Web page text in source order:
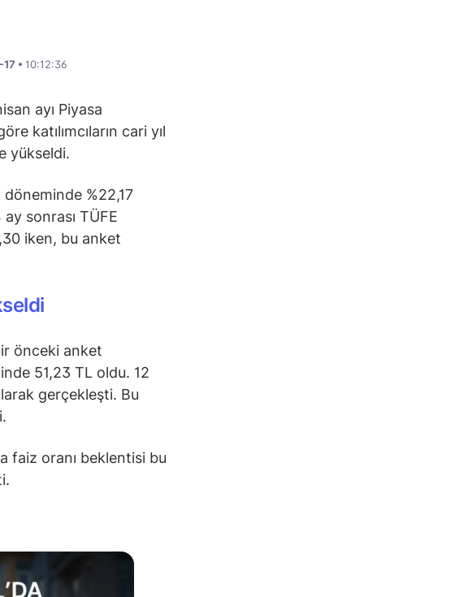
• 10:12:36
ayı Piyasa
katılımcıların cari yıl
yükseldi.
%22,17
sonrası TÜFE
iken, bu anket
önceki anket
51,23 TL oldu. 12
gerçekleşti. Bu
faiz oranı beklentisi bu